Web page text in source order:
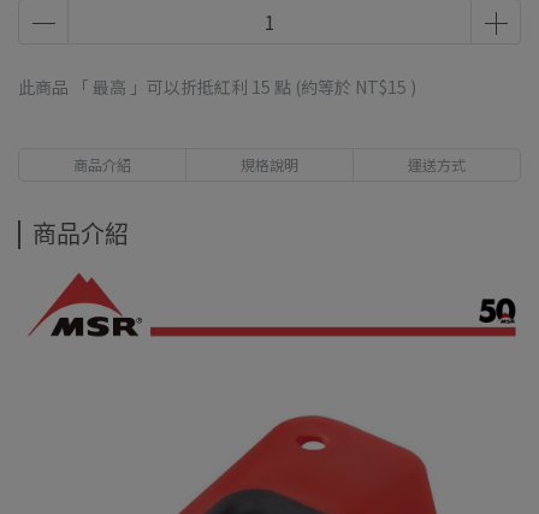
此商品 「 最高 」可以折抵紅利 15 點 (約等於 NT$15 )
商品介紹 規格說明 運送方式
商品介紹